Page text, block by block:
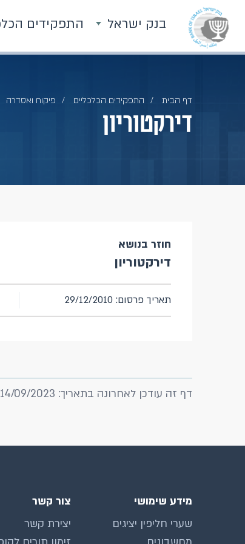
בנק ישראל התפקידים
דף הבית התפקידים הכלכליים פיקוח ואסדרה
דירקטוריון
חוזר בנושא
דירקטוריון
תאריך פרסום: 29/12/2010
דף זה עודכן לאחרונה בתאריך: 14/09/2023
מידע שימושי
שערי חליפין יציגים
צור קשר
יצירת קשר